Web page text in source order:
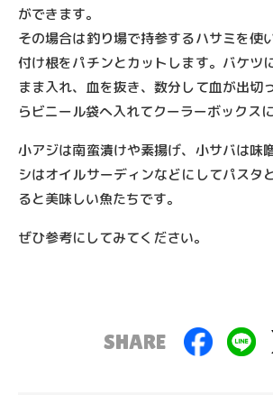
ができます。
その場合は釣り場で持参するハサミを使
付け根をパチンとカットします。バケツ
まま入れ、血を抜き、数分して血が出切
らビニール袋へ入れてクーラーボックス
小アジは南蛮漬けや素揚げ、小サバは味
シはオイルサーディンなどにしてパスタ
ると美味しい魚たちです。
ぜひ参考にしてみてください。
SHARE F Li